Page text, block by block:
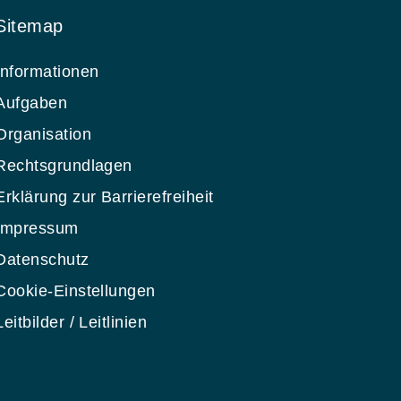
zur Barrierefreiheit
Einstellungen
/ Leitlinien